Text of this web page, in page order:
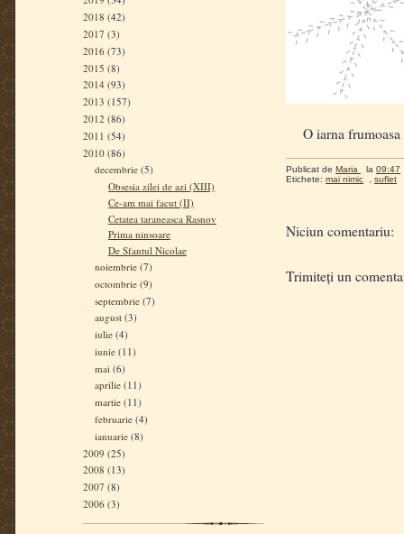
2018 (42)
2017 (3)
2016 (73)
2015 (8)
2014 (93)
2013 (157)
2012 (86)
2011 (54)
2010 (86)
decembrie (5)
Obsesia zilei de azi (XIII)
Ce-am mai facut (II)
Cetatea taraneasca Rasnov
Prima ninsoare
De Sfantul Nicolae
noiembrie (7)
octombrie (9)
septembrie (7)
august (3)
iulie (4)
iunie (11)
mai (6)
aprilie (11)
martie (11)
februarie (4)
ianuarie (8)
2009 (25)
2008 (13)
2007 (8)
2006 (3)
O iarna frumoasa
Publicat de Maria la 09:47
Etichete: mai nimic suflet
Niciun comentariu:
Trimiteți un